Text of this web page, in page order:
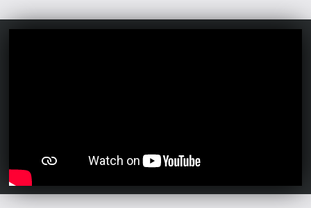
hatást erősíti még, hogy hangeffektek
Valve-nál. 2-3 ilyennél éreztem, ahol
ugyan a készítők érezhetően próbáltak
úgy vágni, hogy minél kevesebb